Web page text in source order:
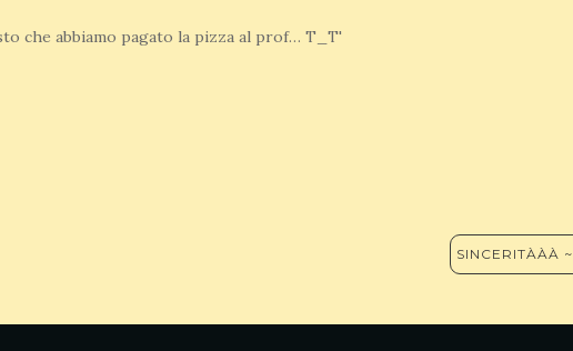
che abbiamo pagato la pizza al prof… T_T'
SINCERITÀÀÀ ~